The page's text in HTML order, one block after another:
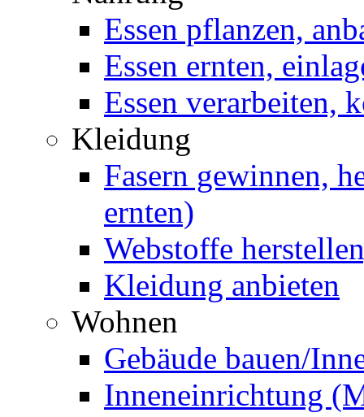
Essen pflanzen,
Essen ernten,
Essen verarbeiten,
Kleidung
Fasern gewinnen,
ernten)
Webstoffe
Kleidung anbieten
Wohnen
Gebäude bauen/
Inneneinrichtung